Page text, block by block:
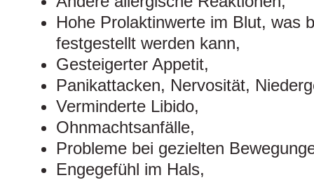
Hohe Prolaktinwerte im Blut, was
festgestellt werden kann,
Gesteigerter Appetit,
Panikattacken, Nervosität,
Verminderte Libido,
Ohnmachtsanfälle,
Probleme bei gezielten
Engegefühl im Hals,